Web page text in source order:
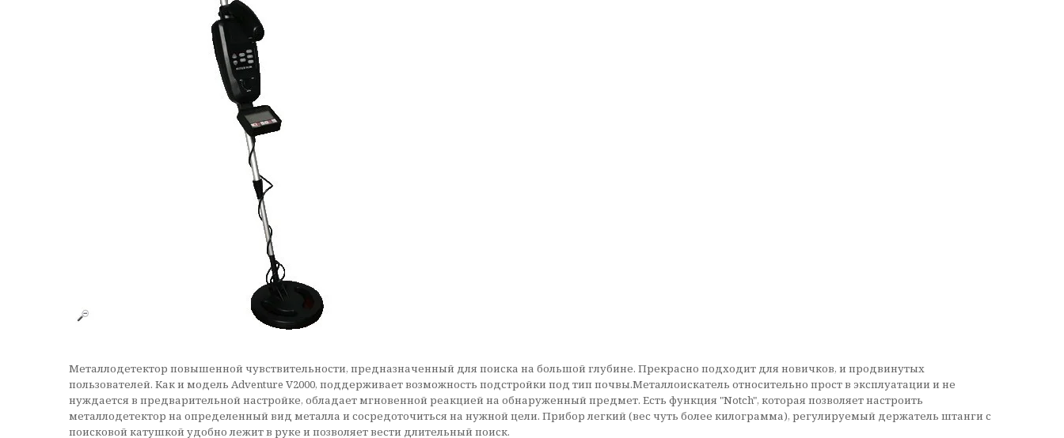
Металлодетектор повышенной чувствительности, предназначенный для поиска на большой глубине. Прекрасно подходит для новичков, и продвинутых
пользователей. Как и модель Adventure V2000, поддерживает возможность подстройки под тип почвы.Металлоискатель относительно прост в эксплуатации и не
нуждается в предварительной настройке, обладает мгновенной реакцией на обнаруженный предмет. Есть функция "Notch", которая позволяет настроить
металлодетектор на определенный вид металла и сосредоточиться на нужной цели. Прибор легкий (вес чуть более килограмма), регулируемый держатель штанги с
поисковой катушкой удобно лежит в руке и позволяет вести длительный поиск.